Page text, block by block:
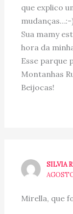
que explico
mudanças…:-
Sua mamy
hora da
Esse parque
Montanhas
Beijocas!
SILVIA
Mirella, que